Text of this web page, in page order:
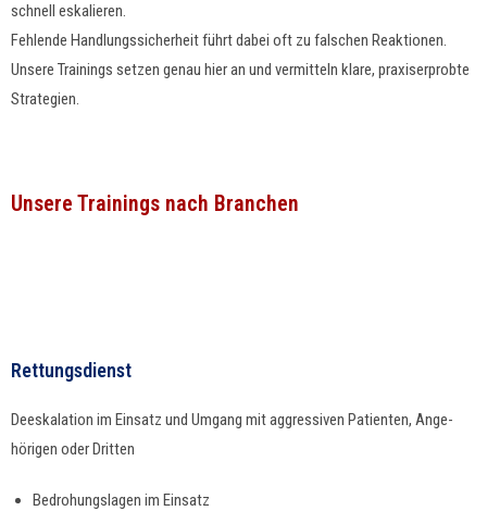
schnell eskalieren.
Fehlende Hand­lungssicher­heit führt dabei oft zu falschen Reak­tio­nen.
Unsere Train­ings set­zen genau hier an und ver­mit­teln klare, praxis­er­probte
Strategien.
Unsere Trainings nach Branchen
Rettungsdienst
Deeskala­tion im Ein­satz und Umgang mit aggres­siv­en Patien­ten, Ange­
höri­gen oder Dritten
Bedro­hungsla­gen im Einsatz